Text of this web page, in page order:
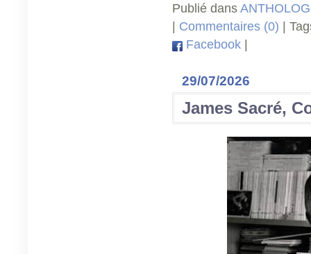
Publié dans
| Commentaires (0) |
Facebook |
29/07/2026
James Sacré,